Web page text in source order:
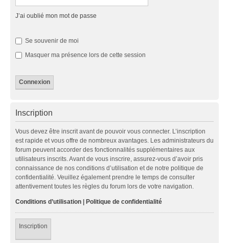
J’ai oublié mon mot de passe
Se souvenir de moi
Masquer ma présence lors de cette session
Inscription
Vous devez être inscrit avant de pouvoir vous connecter. L’inscription
est rapide et vous offre de nombreux avantages. Les administrateurs du
forum peuvent accorder des fonctionnalités supplémentaires aux
utilisateurs inscrits. Avant de vous inscrire, assurez-vous d’avoir pris
connaissance de nos conditions d’utilisation et de notre politique de
confidentialité. Veuillez également prendre le temps de consulter
attentivement toutes les règles du forum lors de votre navigation.
Conditions d’utilisation | Politique de confidentialité
Inscription